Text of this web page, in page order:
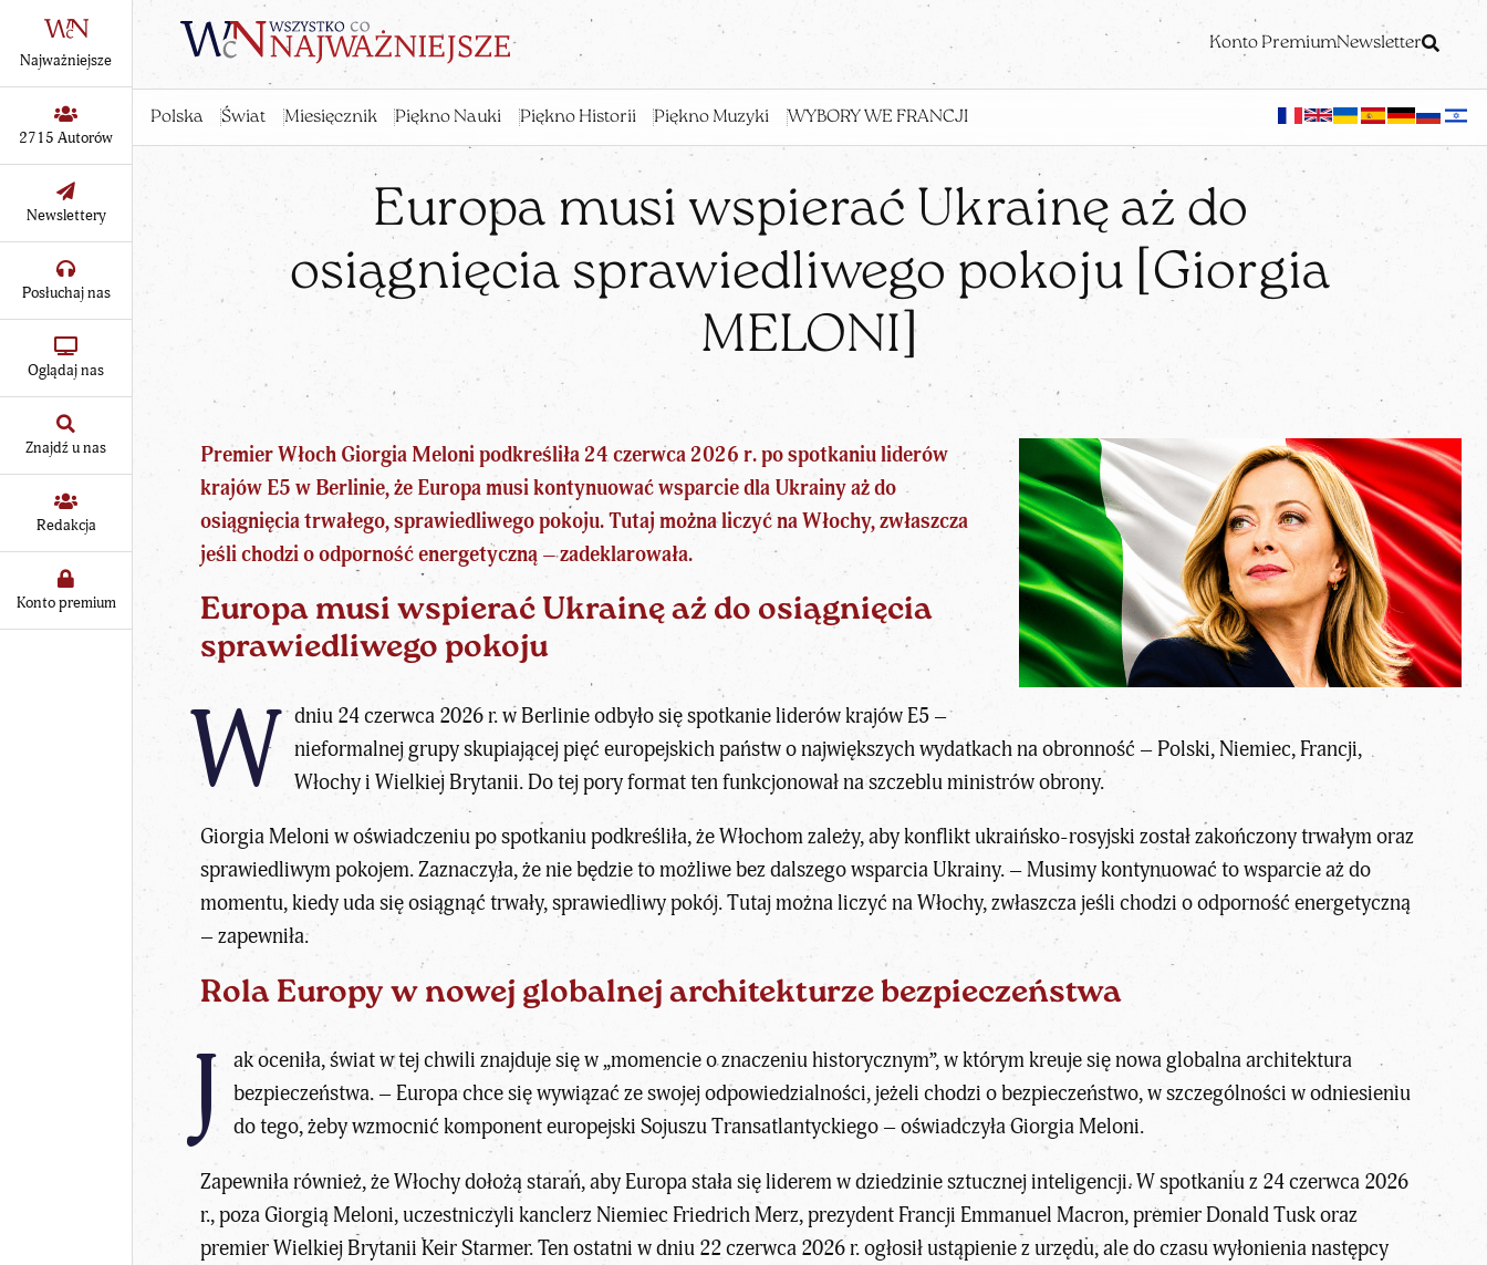
Konto PremiumNewsletter
Polska Świat Miesięcznik Piękno Nauki Piękno Historii Piękno Muzyki WYBORY WE FRANCJI
Najważniejsze
2715 Autorów
Newslettery
Posłuchaj nas
Oglądaj nas
Znajdź u nas
Redakcja
Konto premium
Europa musi wspierać Ukrainę aż do
osiągnięcia sprawiedliwego pokoju [Giorgia
MELONI]
Premier Włoch Giorgia Melonipodkreśliła 24 czerwca 2026 r. po spotkaniu liderów
krajów E5 w Berlinie, że Europa musi kontynuować wsparcie dla Ukrainy aż do
osiągnięcia trwałego, sprawiedliwego pokoju. Tutaj można liczyć na Włochy, zwłaszcza
jeśli chodzi o odporność energetyczną – zadeklarowała.
Europa musi wspierać Ukrainę aż do osiągnięcia
sprawiedliwego pokoju
W dniu 24 czerwca 2026 r. w Berlinie odbyło się spotkanie liderów krajów E5 –
nieformalnej grupy skupiającej pięć europejskich państw o największych wydatkach na obronność – Polski, Niemiec, Francji,
Włochy i Wielkiej Brytanii. Do tej pory format ten funkcjonował na szczeblu ministrów obrony.
Giorgia Meloni w oświadczeniu po spotkaniupodkreśliła, że Włochom zależy, aby konflikt ukraińsko-rosyjski został zakończony trwałym oraz
sprawiedliwym pokojem. Zaznaczyła, że nie będzie to możliwe bez dalszego wsparcia Ukrainy. – Musimy kontynuować to wsparcie aż do
momentu, kiedy uda się osiągnąć trwały, sprawiedliwy pokój. Tutaj można liczyć na Włochy, zwłaszcza jeśli chodzi o odporność energetyczną
– zapewniła.
Rola Europy w nowej globalnej architekturze bezpieczeństwa
J
ak oceniła, świat w tej chwili znajduje się w „momencie o znaczeniu historycznym”, w którym kreuje się nowa globalna architektura
bezpieczeństwa. – Europa chce się wywiązać ze swojej odpowiedzialności, jeżeli chodzi o bezpieczeństwo, w szczególności w odniesieniu
do tego, żeby wzmocnić komponent europejski Sojuszu Transatlantyckiego –oświadczyła Giorgia Meloni.
Zapewniła również, że Włochy dołożą starań, aby Europa stała się liderem w dziedzinie sztucznej inteligencji. W spotkaniu z 24 czerwca 2026
r., poza Giorgią Meloni, uczestniczylikanclerz Niemiec Friedrich Merz,prezydent Francji Emmanuel Macron,premier Donald Tuskoraz
premierWielkiej Brytanii Keir Starmer. Ten ostatni w dniu 22 czerwca 2026 r.ogłosił ustąpienie z urzędu, ale do czasu wyłonienia następcy